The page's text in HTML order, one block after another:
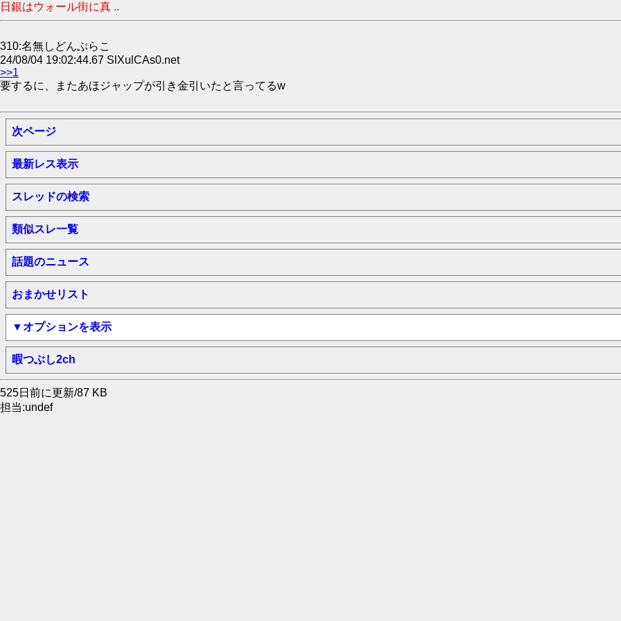
日銀はウォール街に真 ..
310:名無しどんぶらこ
24/08/04 19:02:44.67 SlXulCAs0.net
>>1
要するに、またあほジャップが引き金引いたと言ってるw
次ページ
最新レス表示
スレッドの検索
類似スレ一覧
話題のニュース
おまかせリスト
▼オプションを表示
暇つぶし2ch
525日前に更新/87 KB
担当:undef